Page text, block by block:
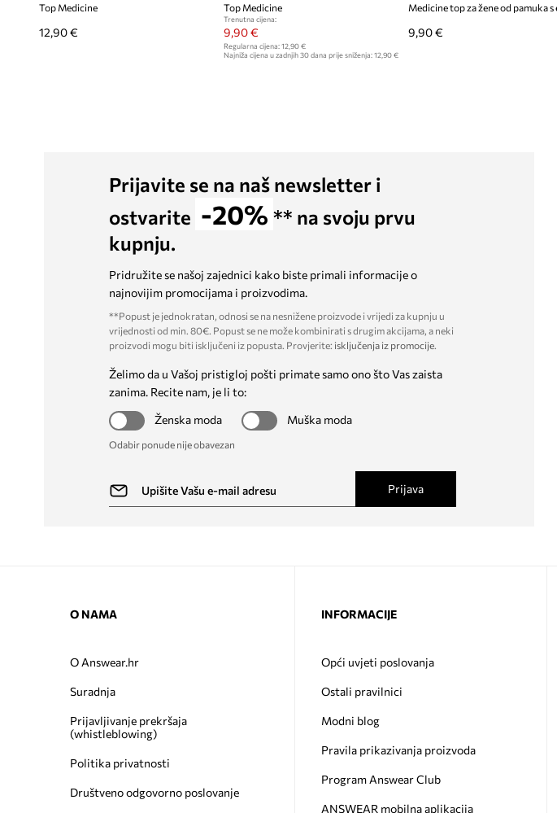
Top Medicine
12,90 €
Top Medicine
Trenutna cijena:
9,90 €
Regularna cijena:12,90 €
Najniža cijena u zadnjih 30 dana prije sniženja:12,90 €
9,90 €
Prijavite se na naš newsletter i
ostvarite -20% ** na svoju prvu
kupnju.
Pridružite se našoj zajednici kako biste primali informacije o
najnovijim promocijama i proizvodima.
**Popust je jednokratan, odnosi se na nesnižene proizvode i vrijedi za kupnju u
vrijednosti od min. 80€. Popust se ne može kombinirati s drugim akcijama, a neki
proizvodi mogu biti isključeni iz popusta. Provjerite: isključenja iz promocije.
Želimo da u Vašoj pristigloj pošti primate samo ono što Vas zaista
zanima. Recite nam, je li to:
Ženska moda
Muška moda
Odabir ponude nije obavezan
Prijava
O NAMA
O Answear.hr
Suradnja
Prijavljivanje prekršaja
(whistleblowing)
Politika privatnosti
Društveno odgovorno poslovanje
INFORMACIJE
Opći uvjeti poslovanja
Ostali pravilnici
Modni blog
Pravila prikazivanja proizvoda
Program Answear Club
ANSWEAR mobilna aplikacija